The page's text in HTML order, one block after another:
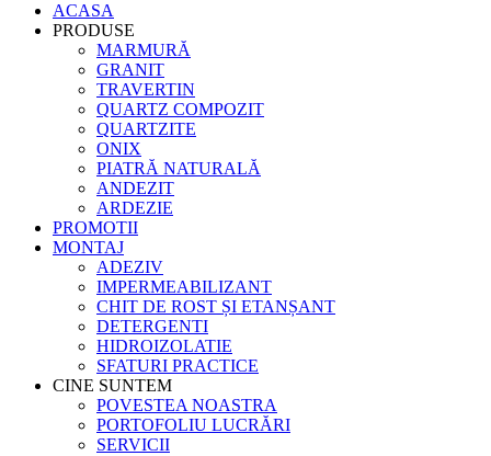
ACASA
PRODUSE
MARMURĂ
GRANIT
TRAVERTIN
QUARTZ COMPOZIT
QUARTZITE
ONIX
PIATRĂ NATURALĂ
ANDEZIT
ARDEZIE
PROMOTII
MONTAJ
ADEZIV
IMPERMEABILIZANT
CHIT DE ROST ȘI ETANȘANT
DETERGENTI
HIDROIZOLATIE
SFATURI PRACTICE
CINE SUNTEM
POVESTEA NOASTRA
PORTOFOLIU LUCRĂRI
SERVICII